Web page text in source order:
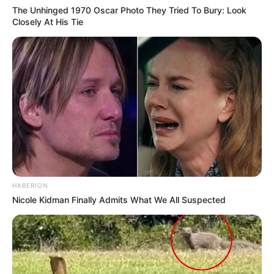
ΗΡΕΜΗΣΕΙ….ΕΑΝ ΔΕΝ ΗΡΕΜΗΣΕΙ ΑΝΗΚΕΙ ΣΤΟΥΣ
ΑΛΛΟΥΣ…….ΣΤΟ ΑΛΛΟ ΣΤΡΑΤΟΠΕΔΟ……
ΟΠΟΙΟ ΣΤΡΑΤΟΠΕΔΟ ΔΙΑΛΕΞΟΥΜΕ ΛΟΙΠΟΝ,
ΑΠΟΔΕΙΚΝΥΟΥΜΕ ΠΟΙΟΙ ΕΙΜΑΣΤΕ ΚΑΙ ΤΙ ΑΙΜΑ ΚΥΛΑΕΙ
ΣΤΙΣ ΦΛΕΒΕΣ ΜΑΣ…..Η ΓΙΑ ΝΑ ΤΟ ΠΩ ΟΠΩΣ ΑΚΡΙΒΩΣ
ΕΙΝΑΙ, ΠΟΙΑ ΕΙΝΑΙ Η ΠΡΟΕΛΕΥΣΗ ΤΗΣ ΨΥΧΗΣ
ΜΑΣ……….ΤΟΣΟ ΑΠΛΑ…….
ΝΙΚΟΛΑΟΣ ΑΝΑΞΙΜΑΝΔΡΟΣ
ΔΕΙΤΕ ΕΠΙΣΗΣ ΤΑ ΑΡΘΡΑ ΜΟΥ
The Unhinged 1970 Oscar Photo They Tried To Bury: Look
Closely At His Tie
HABERION
Nicole Kidman Finally Admits What We All Suspected